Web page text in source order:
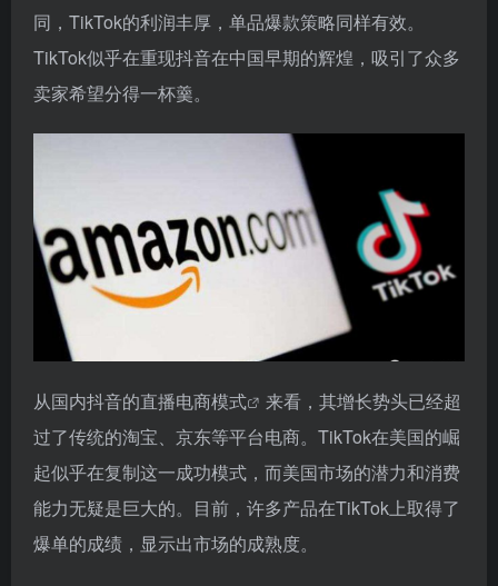
同，TikTok的利润丰厚，单品爆款策略同样有效。
TikTok似乎在重现抖音在中国早期的辉煌，吸引了众多
卖家希望分得一杯羹。
从国内抖音的直播电商模式
来看，其增长势头已经超
过了传统的淘宝、京东等平台电商。TikTok在美国的崛
起似乎在复制这一成功模式，而美国市场的潜力和消费
能力无疑是巨大的。目前，许多产品在TikTok上取得了
爆单的成绩，显示出市场的成熟度。